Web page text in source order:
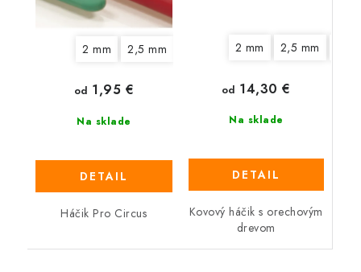
2 mm 2,5 mm 3,5 mm 4 mm
Na sklade
od 1,95 €
DETAIL
Háčik Pro Circus
2 mm 2,5 mm
Na sklade
od 14,30 €
DETAIL
Kovový háčik s orechovým
drevom